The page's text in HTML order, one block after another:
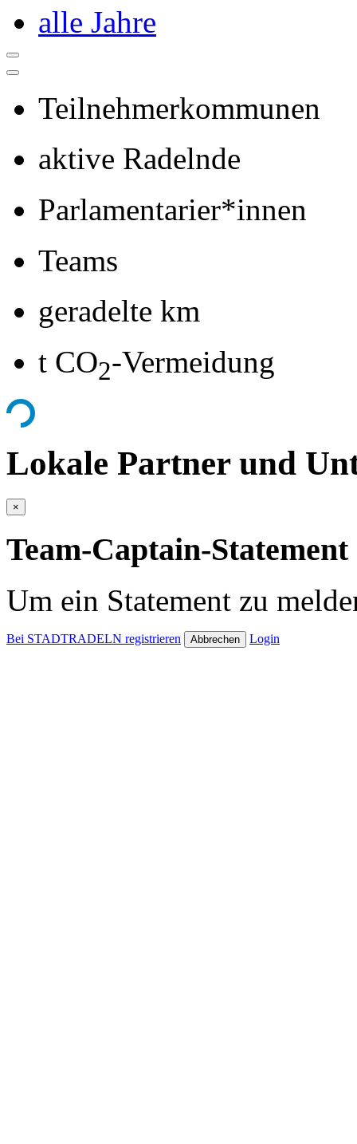
alle Jahre
Teilnehmerkommunen
aktive Radelnde
Parlamentarier*innen
Teams
geradelte km
t CO2-Vermeidung
Lokale Partner und
×
Team-Captain-
Um ein Statement zu
Bei STADTRADELN registrieren Abbrechen Login